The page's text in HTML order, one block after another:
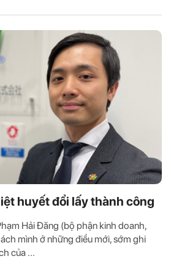
huyết đổi lấy thành công
Hải Đăng (bộ phận kinh doanh,
mình ở những điều mới, sớm ghi
của ...